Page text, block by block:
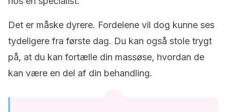
Det er måske dyrere. Fordelene vil dog kunne ses
tydeligere fra første dag. Du kan også stole trygt
på, at du kan fortælle din massøse, hvordan de
kan være en del af din behandling.